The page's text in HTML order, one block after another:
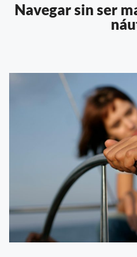
Navegar sin ser